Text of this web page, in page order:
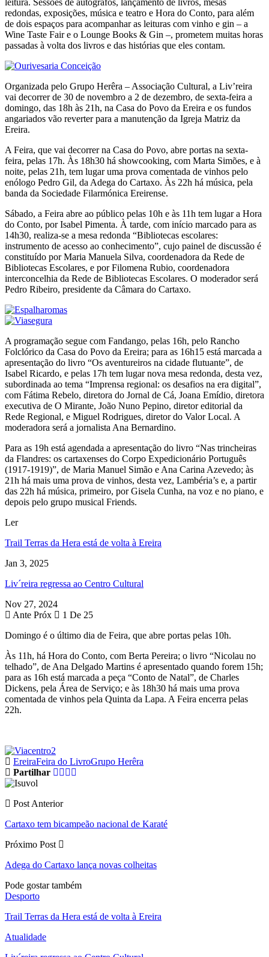
redondas, exposições, música e teatro e Hora do Conto, para além
de dois espaços para acompanhar as leituras com vinho e gin – a
Wine Taste Fair e o Lounge Books & Gin –, prometem muitas horas
passadas à volta dos livros e das histórias que eles contam.
Organizada pelo Grupo Herêra – Associação Cultural, a Liv’reira
vai decorrer de 30 de novembro a 2 de dezembro, de sexta-feira a
domingo, das 18h às 21h, na Casa do Povo da Ereira e os fundos
angariados vão reverter para a manutenção da Igreja Matriz da
Ereira.
A Feira, que vai decorrer na Casa do Povo, abre portas na sexta-
feira, pelas 17h. Às 18h30 há showcooking, com Marta Simões, e à
noite, pelas 21h, tem lugar uma prova comentada de vinhos pelo
enólogo Pedro Gil, da Adega do Cartaxo. Às 22h há música, pela
banda da Sociedade Filarmónica Ereirense.
Sábado, a Feira abre ao público pelas 10h e às 11h tem lugar a Hora
do Conto, por Isabel Pimenta. À tarde, com início marcado para as
14h30, realiza-se a mesa redonda “Bibliotecas escolares:
instrumento de acesso ao conhecimento”, cujo painel de discussão é
constituído por Maria Manuela Silva, coordenadora da Rede de
Bibliotecas Escolares, e por Filomena Rubio, coordenadora
interconcelhia da Rede de Bibliotecas Escolares. O moderador será
Pedro Ribeiro, presidente da Câmara do Cartaxo.
A programação segue com Fandango, pelas 16h, pelo Rancho
Folclórico da Casa do Povo da Ereira; para as 16h15 está marcada a
apresentação do livro “Os aventureiros na cidade flutuante”, de
Isabel Ricardo, e pelas 17h tem lugar nova mesa redonda, desta vez,
subordinada ao tema “Imprensa regional: os desafios na era digital”,
com Fátima Rebelo, diretora do Jornal de Cá, Joana Emídio, diretora
executiva de O Mirante, João Nuno Pepino, diretor editorial da
Rede Regional, e Miguel Rodrigues, diretor do Valor Local. A
moderadora será a jornalista Ana Bernardino.
Para as 19h está agendada a apresentação do livro “Nas trincheiras
da Flandres: os cartaxenses do Corpo Expedicionário Português
(1917-1919)”, de Maria Manuel Simão e Ana Carina Azevedo; às
21h há mais uma prova de vinhos, desta vez, Lambéria’s e, a partir
das 22h há música, primeiro, por Gisela Cunha, na voz e no piano, e
depois pelo grupo musical Friends.
Ler
Trail Terras da Hera está de volta à Ereira
Jan 3, 2025
Liv´reira regressa ao Centro Cultural
Nov 27, 2024
Ante Próx
1 De 25
Domingo é o último dia de Feira, que abre portas pelas 10h.
Às 11h, há Hora do Conto, com Berta Pereira; o livro “Nicolau no
telhado”, de Ana Delgado Martins é apresentado quando forem 15h;
para as 16h está marcada a peça “Conto de Natal”, de Charles
Dickens, pela Área de Serviço; e às 18h30 há mais uma prova
comentada de vinhos pela Quinta da Lapa. A Feira encerra pelas
22h.
EreiraFeira do LivroGrupo Herêra
Partilhar
Post Anterior
Cartaxo tem bicampeão nacional de Karaté
Próximo Post
Adega do Cartaxo lança novas colheitas
Pode gostar também
Desporto
Trail Terras da Hera está de volta à Ereira
Atualidade